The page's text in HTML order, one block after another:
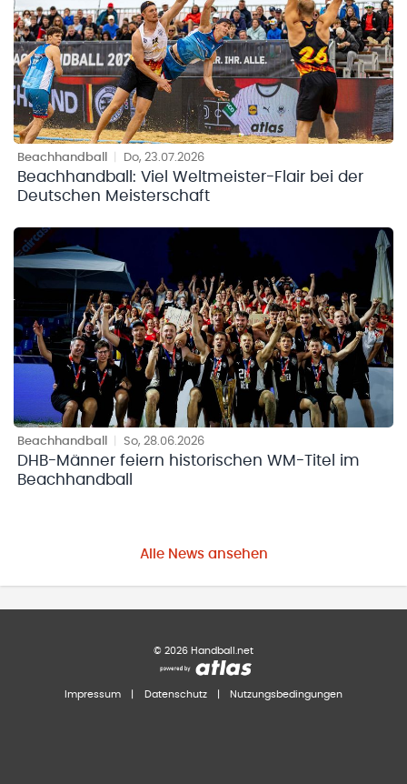
Beachhandball Do, 23.07.2026
Beachhandball: Viel Weltmeister-Flair bei der
Deutschen Meisterschaft
Beachhandball So, 28.06.2026
DHB-Männer feiern historischen WM-Titel im
Beachhandball
Alle News ansehen
© 2026 Handball.net
Impressum Datenschutz Nutzungsbedingungen